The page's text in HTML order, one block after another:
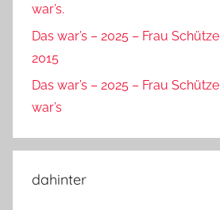
war’s.
Das war’s – 2025 – Frau Schütze
2015
Das war’s – 2025 – Frau Schütze
war’s
dahinter